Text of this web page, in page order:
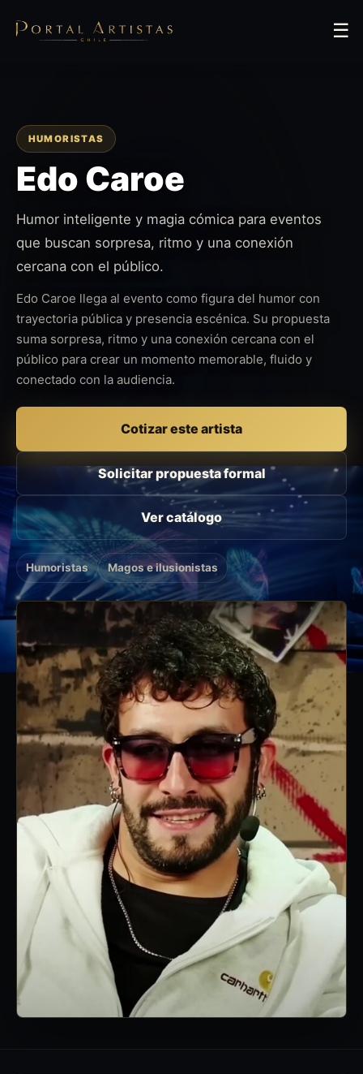
☰
HUMORISTAS
Edo Caroe
Humor inteligente y magia cómica para eventos
que buscan sorpresa, ritmo y una conexión
cercana con el público.
Edo Caroe llega al evento como figura del humor con
trayectoria pública y presencia escénica. Su propuesta
suma sorpresa, ritmo y una conexión cercana con el
público para crear un momento memorable, fluido y
conectado con la audiencia.
Cotizar este artista
Solicitar propuesta formal
Ver catálogo
Humoristas Magos e ilusionistas